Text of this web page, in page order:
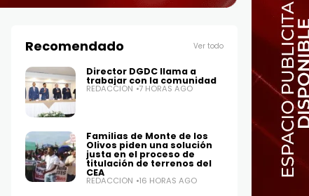
Recomendado Ver todo
Director DGDC llama a
trabajar con la comunidad
REDACCIÓN 7 HORAS AGO
Familias de Monte de los
Olivos piden una solución
justa en el proceso de
titulación de terrenos del
CEA
REDACCIÓN 16 HORAS AGO